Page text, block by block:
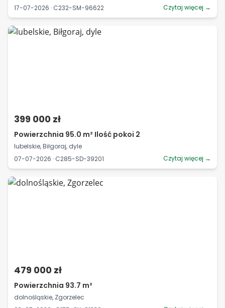
17-07-2026 · C232-SM-96622
Czytaj więcej →
399 000 zł
Powierzchnia 95.0 m² Ilość pokoi 2
lubelskie, Biłgoraj, dyle
07-07-2026 · C285-SD-39201
Czytaj więcej →
479 000 zł
Powierzchnia 93.7 m²
dolnośląskie, Zgorzelec